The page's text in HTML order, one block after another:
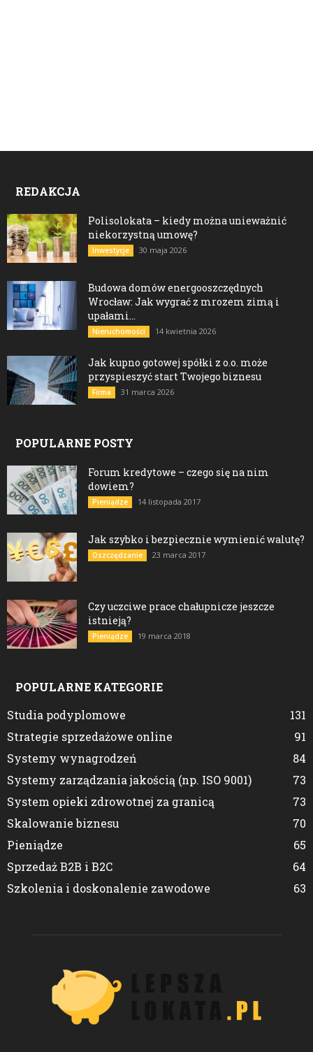
REDAKCJA
Polisolokata – kiedy można unieważnić
niekorzystną umowę?
Inwestycje 30 maja 2026
Budowa domów energooszczędnych
Wrocław: Jak wygrać z mrozem zimą i
upałami...
Nieruchomości 14 kwietnia 2026
Jak kupno gotowej spółki z o.o. może
przyspieszyć start Twojego biznesu
Firma 31 marca 2026
POPULARNE POSTY
Forum kredytowe – czego się na nim
dowiem?
Pieniądze 14 listopada 2017
Jak szybko i bezpiecznie wymienić walutę?
Oszczędzanie 23 marca 2017
Czy uczciwe prace chałupnicze jeszcze
istnieją?
Pieniądze 19 marca 2018
POPULARNE KATEGORIE
Studia podyplomowe
131
Strategie sprzedażowe online
91
Systemy wynagrodzeń
84
Systemy zarządzania jakością (np. ISO 9001)
73
System opieki zdrowotnej za granicą
73
Skalowanie biznesu
70
Pieniądze
65
Sprzedaż B2B i B2C
64
Szkolenia i doskonalenie zawodowe
63